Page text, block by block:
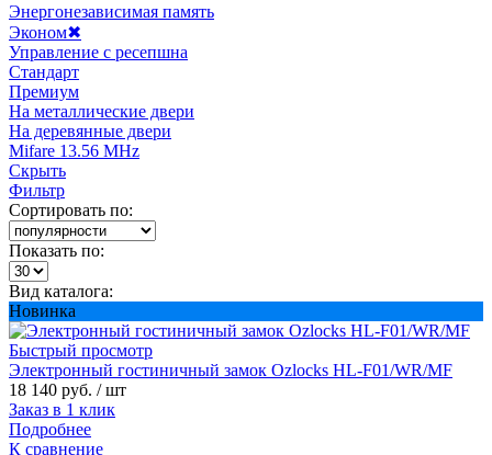
Энергонезависимая память
Эконом✖
Управление с ресепшна
Стандарт
Премиум
На металлические двери
На деревянные двери
Mifare 13.56 MHz
Скрыть
Фильтр
Сортировать по:
Показать по:
Вид каталога:
Новинка
Быстрый просмотр
Электронный гостиничный замок Ozlocks HL-F01/WR/MF
18 140 руб. / шт
Заказ в 1 клик
Подробнее
К сравнение